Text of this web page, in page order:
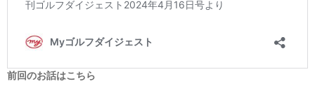
前回のお話はこちら